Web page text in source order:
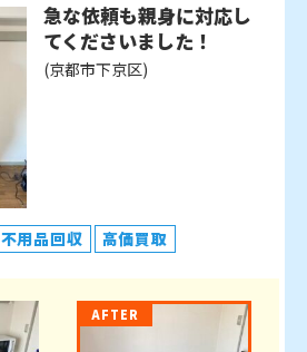
急な依頼も親身に対応し
てくださいました！
(京都市下京区)
不用品回収 高価買取
AFTER